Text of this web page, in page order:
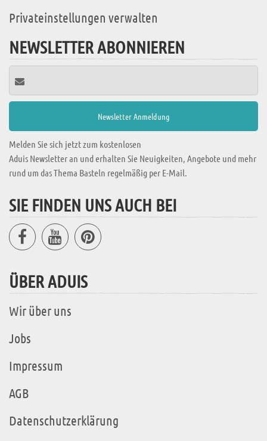
Privateinstellungen verwalten
NEWSLETTER ABONNIEREN
Melden Sie sich jetzt zum kostenlosen
Aduis Newsletter an und erhalten Sie Neuigkeiten, Angebote und mehr
rund um das Thema Basteln regelmäßig per E-Mail.
SIE FINDEN UNS AUCH BEI
ÜBER ADUIS
Wir über uns
Jobs
Impressum
AGB
Datenschutzerklärung